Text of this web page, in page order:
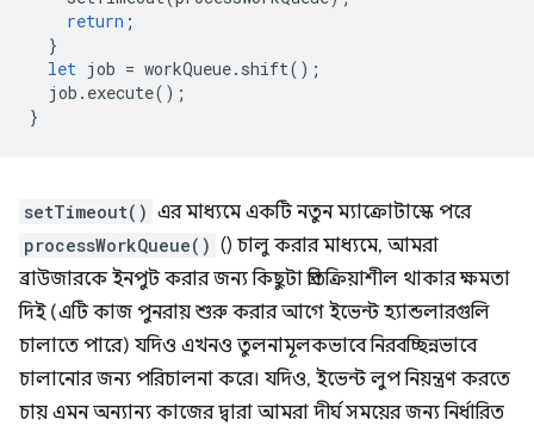
return ;
}
let job = workQueue. shift();
job . execute();
}
setTimeout() এর মাধ্যমে একটি নতুন ম্যাক্রোটাস্কে পরে
processWorkQueue() () চালু করার মাধ্যমে, আমরা
ব্রাউজারকে ইনপুট করার জন্য কিছুটা প্রতিক্রিয়াশীল থাকার ক্ষমতা
দিই (এটি কাজ পুনরায় শুরু করার আগে ইভেন্ট হ্যান্ডলারগুলি
চালাতে পারে) যদিও এখনও তুলনামূলকভাবে নিরবচ্ছিন্নভাবে
চালানোর জন্য পরিচালনা করে। যদিও, ইভেন্ট লুপ নিয়ন্ত্রণ করতে
চায় এমন অন্যান্য কাজের দ্বারা আমরা দীর্ঘ সময়ের জন্য নির্ধারিত